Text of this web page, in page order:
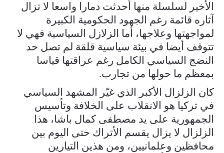
الأخير لسلسلة منها أحدثت دمارا واسعا لا تزال
آثاره قائمة رغم الجهود الحكومية الكبيرة
لمواجهتها وعلاجها، أما الزلازل السياسية فهي لا
تتوقف أيضا في بيئة سياسية قلقة لم تصل حد
النضج السياسي الكامل رغم عراقتها قياسا
بمعظم ما حولها من تجارب.
كان الزلزال الأكبر الذي غيّر المشهد السياسي
في تركيا هو الانقلاب على الخلافة وتأسيس
الجمهورية على يد مصطفى كمال باشا، هذا
الزلزال لا يزال يقسم الأتراك حتى اليوم بين
محافظين وعلمانيين، ومن هذين التيارين